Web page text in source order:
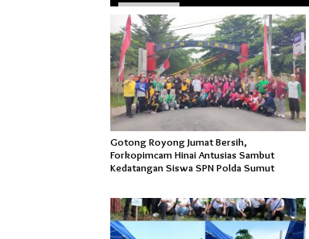
Gotong Royong Jumat Bersih,
Forkopimcam Hinai Antusias Sambut
Kedatangan Siswa SPN Polda Sumut